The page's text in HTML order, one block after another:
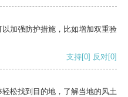
加强防护措施，比如增加双重验
支持[0] 反对[0]
松找到目的地，了解当地的风土